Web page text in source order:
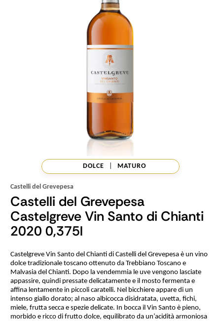
DOLCE MATURO
Castelli del Grevepesa
Castelli del Grevepesa
Castelgreve Vin Santo di Chianti
2020 0,375l
Castelgreve Vin Santo del Chianti di Castelli del Grevepesa è un vino
dolce tradizionale toscano ottenuto da Trebbiano Toscano e
Malvasia del Chianti. Dopo la vendemmia le uve vengono lasciate
appassire, quindi pressate delicatamente e il mosto fermenta e
affina lentamente in piccoli caratelli. Nel bicchiere appare di un
intenso giallo dorato; al naso albicocca disidratata, uvetta, fichi,
miele, frutta secca e spezie delicate. In bocca il Vin Santo è pieno,
morbido e ricco di frutto dolce, equilibrato da un’acidità armoniosa